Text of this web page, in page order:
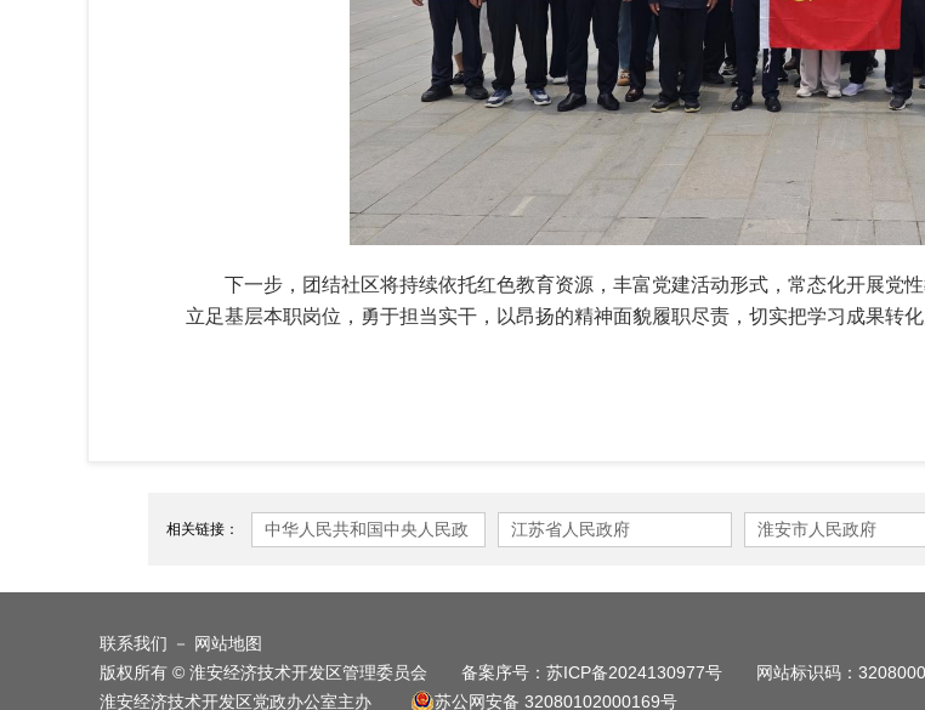
下一步，团结社区将持续依托红色教育资源，丰富党建活动形式，常态化开展党
立足基层本职岗位，勇于担当实干，以昂扬的精神面貌履职尽责，切实把学习成果转
相关链接：
中华人民共和国中央人民政
江苏省人民政府 淮安市人民政府
联系我们 －
网站地图
版权所有 © 淮安经济技术开发区管理委员会 备案序号： 苏ICP备2024130977号 网站标识码：
淮安经济技术开发区党政办公室主办
苏公网安备 32080102000169号